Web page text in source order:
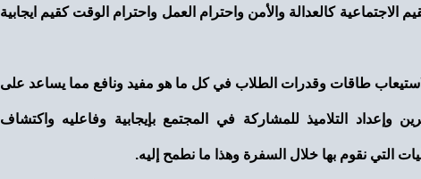
الاجتماعية كالعدالة والأمن واحترام العمل واحترام الوقت كقيم ايجابية
طاقات وقدرات الطلاب في كل ما هو مفيد ونافع مما يساعد على
وإعداد التلاميذ للمشاركة في المجتمع بإيجابية وفاعليه واكتشاف
التي نقوم بها خلال السفرة وهذا ما نطمح إليه.